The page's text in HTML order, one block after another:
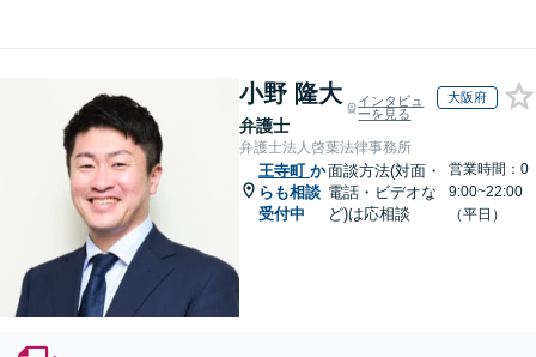
小野 隆大
弁護士
インタビュ
ーを見る
大阪府
弁護士法人啓葉法律事務所
王寺町 か
らも相談
受付中
面談方法(対面・
電話・ビデオな
ど)は応相談
営業時間：0
9:00~22:00
（平日）